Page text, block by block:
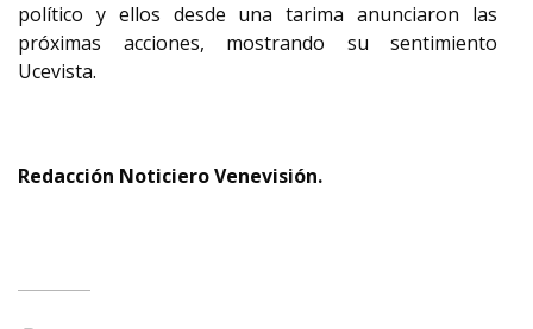
político y ellos desde una tarima anunciaron las
próximas acciones, mostrando su sentimiento
Ucevista.
Redacción Noticiero Venevisión.